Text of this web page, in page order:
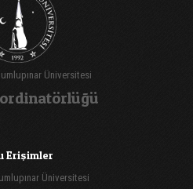
Üniversitesi
Erişimler
Üniversitesi